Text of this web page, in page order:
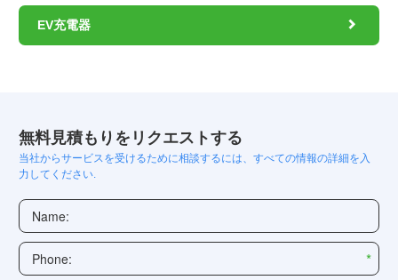
EV充電器 
無料見積もりをリクエストする
当社からサービスを受けるために相談するには、すべての情報の詳細を入
力してください.